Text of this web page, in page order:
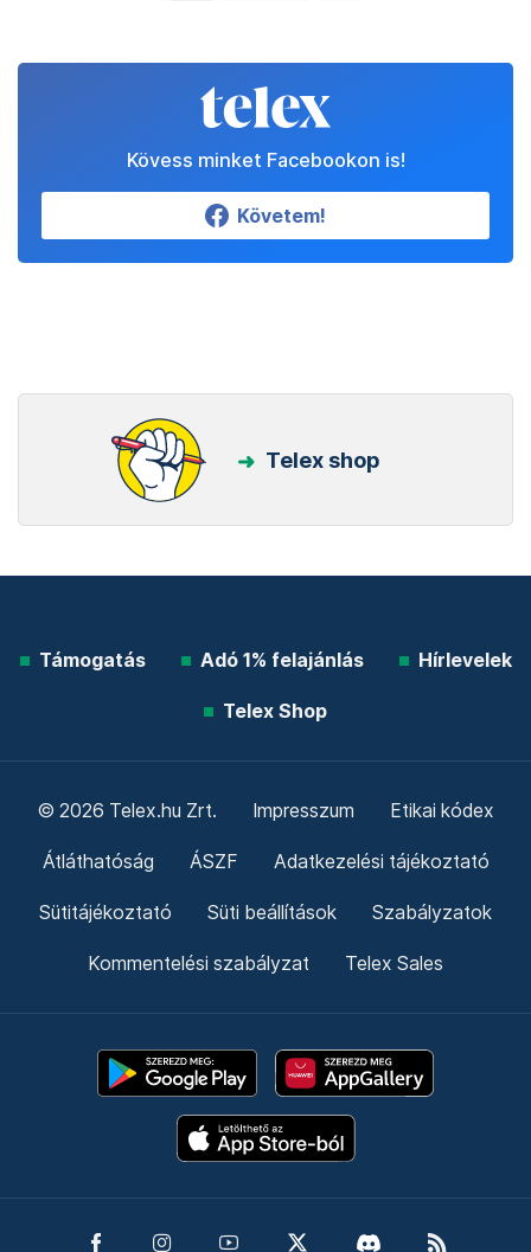
Kövess minket Facebookon is!
Követem!
Telex shop
Támogatás Adó 1% felajánlás Hírlevelek
Telex Shop
© 2026 Telex.hu Zrt. Impresszum Etikai kódex
Átláthatóság ÁSZF Adatkezelési tájékoztató
Sütitájékoztató Süti beállítások Szabályzatok
Kommentelési szabályzat Telex Sales